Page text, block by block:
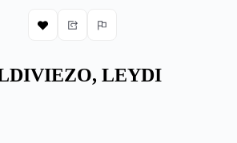
LEYDI